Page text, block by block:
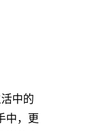
中的
中，更